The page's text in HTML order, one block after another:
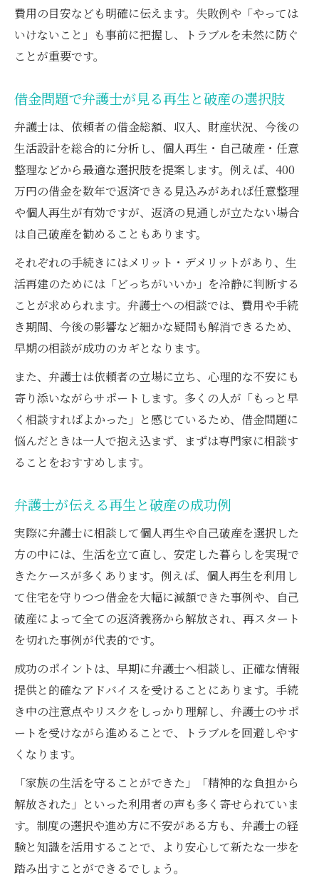
費用の目安なども明確に伝えます。失敗例や「やっては
いけないこと」も事前に把握し、トラブルを未然に防ぐ
ことが重要です。
借金問題で弁護士が見る再生と破産の選択肢
弁護士は、依頼者の借金総額、収入、財産状況、今後の
生活設計を総合的に分析し、個人再生・自己破産・任意
整理などから最適な選択肢を提案します。例えば、400
万円の借金を数年で返済できる見込みがあれば任意整理
や個人再生が有効ですが、返済の見通しが立たない場合
は自己破産を勧めることもあります。
それぞれの手続きにはメリット・デメリットがあり、生
活再建のためには「どっちがいいか」を冷静に判断する
ことが求められます。弁護士への相談では、費用や手続
き期間、今後の影響など細かな疑問も解消できるため、
早期の相談が成功のカギとなります。
また、弁護士は依頼者の立場に立ち、心理的な不安にも
寄り添いながらサポートします。多くの人が「もっと早
く相談すればよかった」と感じているため、借金問題に
悩んだときは一人で抱え込まず、まずは専門家に相談す
ることをおすすめします。
弁護士が伝える再生と破産の成功例
実際に弁護士に相談して個人再生や自己破産を選択した
方の中には、生活を立て直し、安定した暮らしを実現で
きたケースが多くあります。例えば、個人再生を利用し
て住宅を守りつつ借金を大幅に減額できた事例や、自己
破産によって全ての返済義務から解放され、再スタート
を切れた事例が代表的です。
成功のポイントは、早期に弁護士へ相談し、正確な情報
提供と的確なアドバイスを受けることにあります。手続
き中の注意点やリスクをしっかり理解し、弁護士のサポ
ートを受けながら進めることで、トラブルを回避しやす
くなります。
「家族の生活を守ることができた」「精神的な負担から
解放された」といった利用者の声も多く寄せられていま
す。制度の選択や進め方に不安がある方も、弁護士の経
験と知識を活用することで、より安心して新たな一歩を
踏み出すことができるでしょう。